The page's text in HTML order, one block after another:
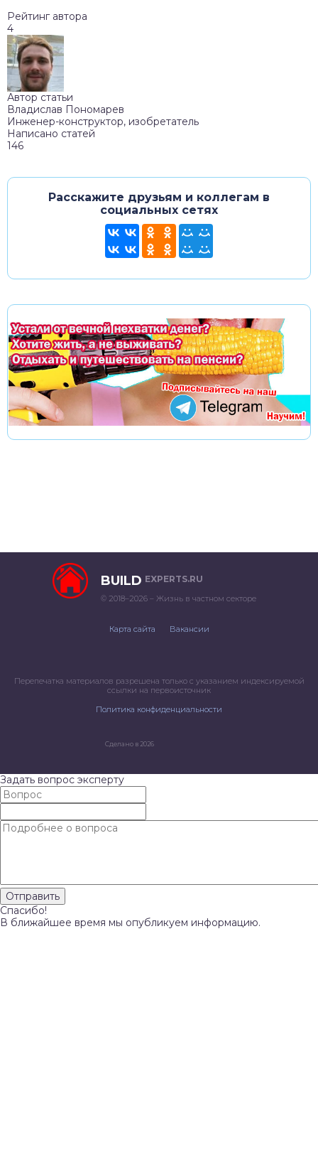
Рейтинг автора
4
Автор статьи
Владислав Пономарев
Инженер-конструктор, изобретатель
Написано статей
146
Расскажите друзьям и коллегам в
социальных сетях
BUILD EXPERTS.RU
© 2018–2026 – Жизнь в частном секторе
Карта сайта Вакансии
Перепечатка материалов разрешена только с указанием индексируемой
ссылки на первоисточник
Политика конфиденциальности
Сделано в 2026
Задать вопрос эксперту
Спасибо!
В ближайшее время мы опубликуем информацию.